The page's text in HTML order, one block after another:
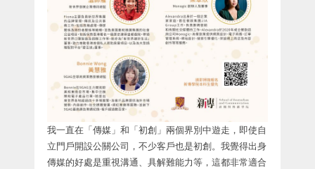
我一直在「傳媒」和「初創」兩個界別中遊走，即使自
立門戶開設公關公司，不少客戶也是初創。我覺得出身
傳媒的好處是重視溝通、具解難能力等，這都非常適合